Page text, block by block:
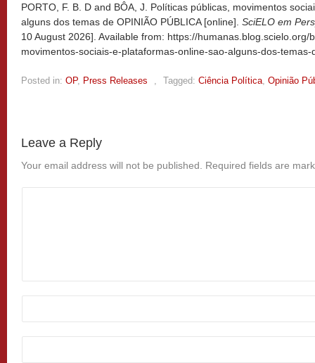
PORTO, F. B. D and BÔA, J. Políticas públicas, movimentos
alguns dos temas de OPINIÃO PÚBLICA [online]. SciELO em
10 August 2026]. Available from: https://
movimentos-sociais-e-plataformas-online-sao-alguns-dos-
Posted in: OP, Press Releases Tagged: Ciência Política Opinião
Leave a Reply
Your email address will not be published. Required fields are